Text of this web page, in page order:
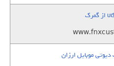
از گمرک
موبایل ارزان